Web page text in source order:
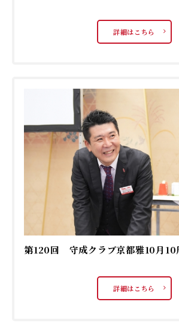
詳細はこちら
第120回 守成クラブ京都雅10月10
詳細はこちら